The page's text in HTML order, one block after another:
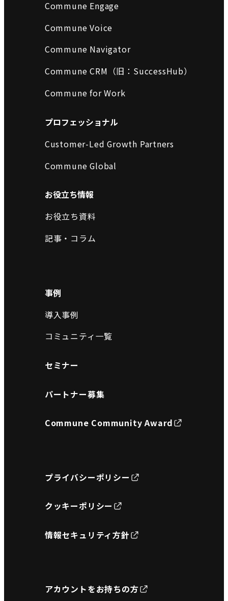
Commune Engage
Commune Voice
Commune Navigator
Commune CRM（旧：SuccessHub）
Commune for Work
プロフェッショナル
Customer-Led Growth Partners
Commune Global
お役立ち情報
お役立ち資料
記事・コラム
事例
導入事例
コミュニティ一覧
セミナー
パートナー募集
Commune Community Award
プライバシーポリシー
クッキーポリシー
情報セキュリティ方針
アカウントをお持ちの方